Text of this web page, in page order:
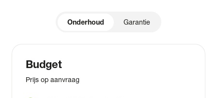
Onderhoud Garantie
Budget
Prijs op aanvraag